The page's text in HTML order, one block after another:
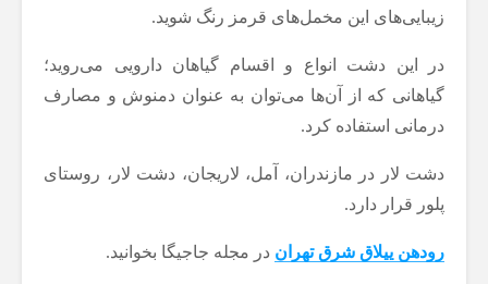
زیبایی‌های این مخمل‌های قرمز رنگ شوید.
در این دشت انواع و اقسام گیاهان دارویی می‌روید؛
گیاهانی که از آن‌ها می‌توان به عنوان دمنوش و مصارف
درمانی استفاده کرد.
دشت لار در مازندران، آمل، لاریجان، دشت لار، روستای
پلور قرار دارد.
رودهن ییلاق شرق تهران در مجله جاجیگا بخوانید.